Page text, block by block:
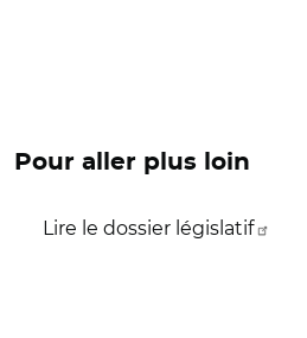
Pour aller plus loin
Lire le dossier législatif